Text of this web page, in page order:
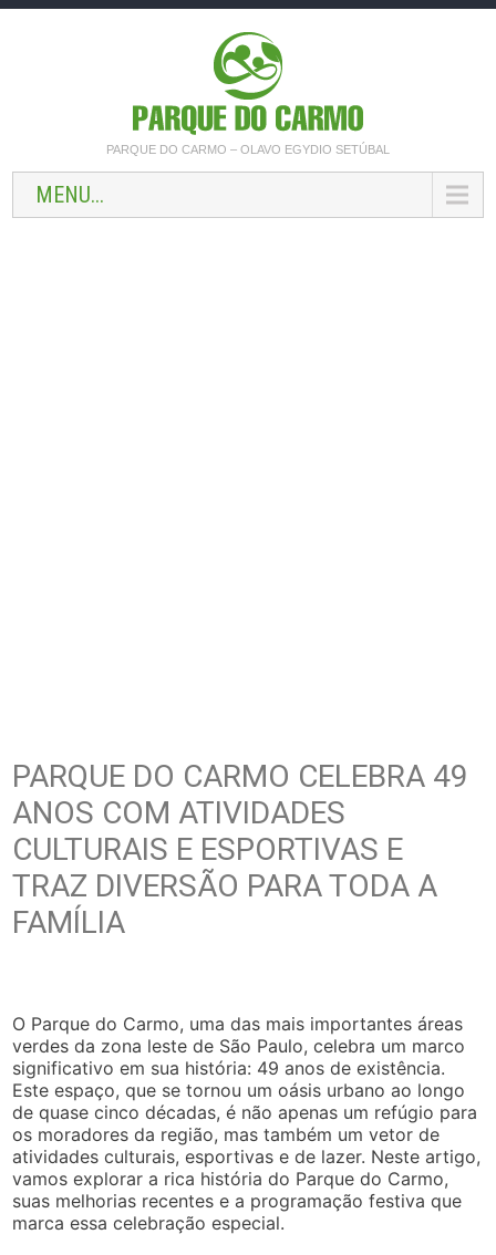
PARQUE DO CARMO – OLAVO EGYDIO SETÚBAL
MENU...
PARQUE DO CARMO CELEBRA 49
ANOS COM ATIVIDADES
CULTURAIS E ESPORTIVAS E
TRAZ DIVERSÃO PARA TODA A
FAMÍLIA
O Parque do Carmo, uma das mais importantes áreas
verdes da zona leste de São Paulo, celebra um marco
significativo em sua história: 49 anos de existência.
Este espaço, que se tornou um oásis urbano ao longo
de quase cinco décadas, é não apenas um refúgio para
os moradores da região, mas também um vetor de
atividades culturais, esportivas e de lazer. Neste artigo,
vamos explorar a rica história do Parque do Carmo,
suas melhorias recentes e a programação festiva que
marca essa celebração especial.